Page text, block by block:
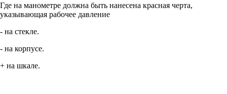
Где на манометре должна быть нанесена красная черта,
указывающая рабочее давление
- на стекле.
- на корпусе.
+ на шкале.